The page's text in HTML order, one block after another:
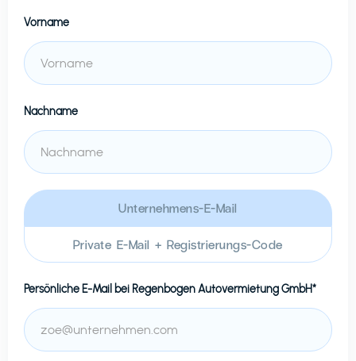
Vorname
Nachname
Unternehmens-E-Mail
Private E-Mail + Registrierungs-Code
Persönliche E-Mail bei Regenbogen Autovermietung GmbH*